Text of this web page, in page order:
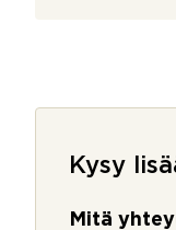
Kysy
Mitä